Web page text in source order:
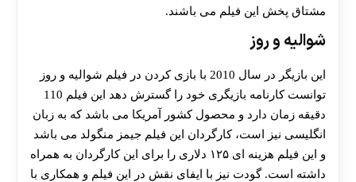
مشتاق پخش این فیلم می باشند.
شوالیه و روز
این بازیگر در سال 2010 با بازی کردن در فیلم شوالیه و روز
توانست کارنامه بازیگری خود را گسترش دهد این فیلم 110
دقیقه زمان دارد و محصول کشور آمریکا می باشد که به زبان
انگلیسی نیز است، کارگردان این فیلم جیمز منگولد می باشد
و این فیلم هزینه ای ۱۲۵ دلاری را برای این کارگردان به همراه
داشته است. گودت نیز با ایفای نقش در این فیلم و همکاری با